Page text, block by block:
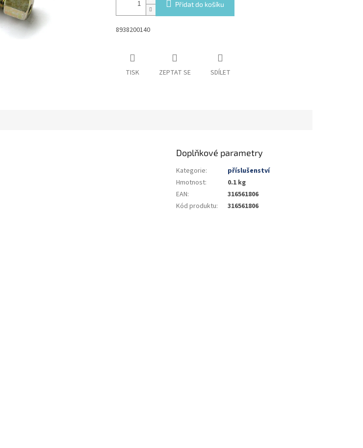
Přidat do košíku
8938200140
TISK ZEPTAT SE SDÍLET
Doplňkové parametry
Kategorie:
příslušenství
Hmotnost:
0.1 kg
EAN:
316561806
Kód produktu: 316561806